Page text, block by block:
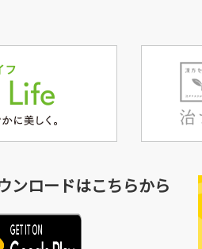
ンロードはこちらから